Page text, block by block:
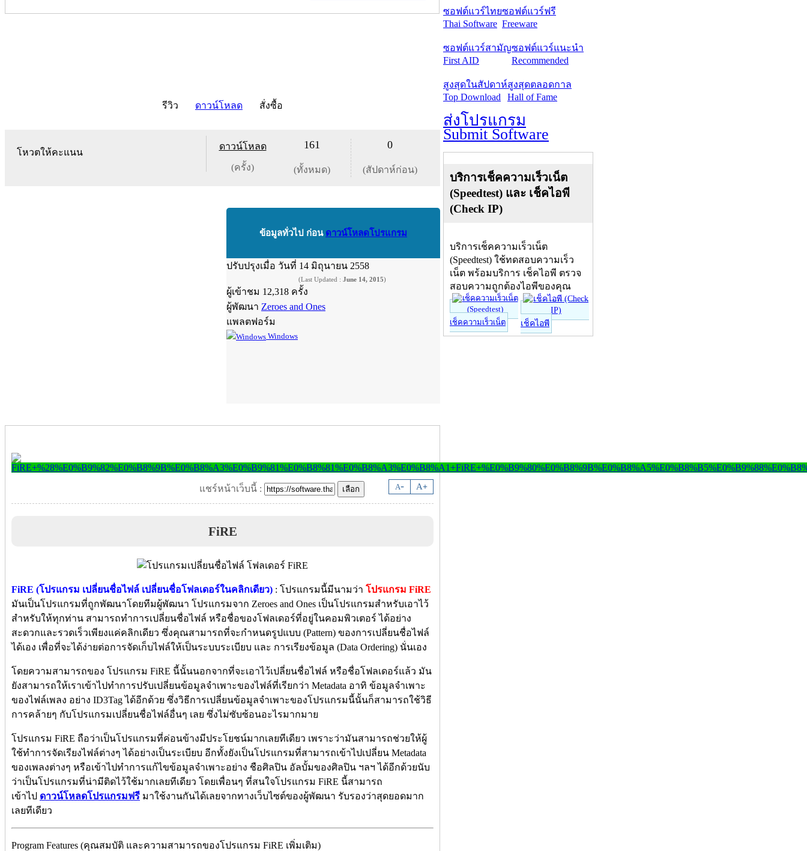
รีวิว ดาวน์โหลด สั่งซื้อ
โหวตให้คะแนน
ดาวน์โหลด
(ครั้ง)
161
(ทั้งหมด)
0
(สัปดาห์ก่อน)
ข้อมูลทั่วไป ก่อน ดาวน์โหลดโปรแกรม
ปรับปรุงเมื่อ วันที่ 14 มิถุนายน 2558
(Last Updated : June 14, 2015)
ผู้เข้าชม 12,318 ครั้ง
ผู้พัฒนา Zeroes and Ones
แพลตฟอร์ม
Windows
A- A+
แชร์หน้าเว็บนี้ :
FiRE
FiRE (โปรแกรม เปลี่ยนชื่อไฟล์ เปลี่ยนชื่อโฟลเดอร์ในคลิกเดียว) : โปรแกรมนี้มีนามว่า โปรแกรม FiRE
มันเป็นโปรแกรมที่ถูกพัฒนาโดยทีมผู้พัฒนา โปรแกรมจาก Zeroes and Ones เป็นโปรแกรมสำหรับเอาไว้
สำหรับให้ทุกท่าน สามารถทำการเปลี่ยนชื่อไฟล์ หรือชื่อของโฟลเดอร์ที่อยู่ในคอมพิวเตอร์ ได้อย่าง
สะดวกและรวดเร็วเพียงแค่คลิกเดียว ซึ่งคุณสามารถที่จะกำหนดรูปแบบ (Pattern) ของการเปลี่ยนชื่อไฟล์
ได้เอง เพื่อที่จะได้ง่ายต่อการจัดเก็บไฟล์ให้เป็นระบบระเบียบ และ การเรียงข้อมูล (Data Ordering) นั่นเอง
โดยความสามารถของ โปรแกรม FiRE นี้นั้นนอกจากที่จะเอาไว้เปลี่ยนชื่อไฟล์ หรือชื่อโฟลเดอร์แล้ว มัน
ยังสามารถให้เราเข้าไปทำการปรับเปลี่ยนข้อมูลจำเพาะของไฟล์ที่เรียกว่า Metadata อาทิ ข้อมูลจำเพาะ
ของไฟล์เพลง อย่าง ID3Tag ได้อีกด้วย ซึ่งวิธีการเปลี่ยนข้อมูลจำเพาะของโปรแกรมนี้นั้นก็สามารถใช้วิธี
การคล้ายๆ กับโปรแกรมเปลี่ยนชื่อไฟล์อื่นๆ เลย ซึ่งไม่ซับซ้อนอะไรมากมาย
โปรแกรม FiRE ถือว่าเป็นโปรแกรมที่ค่อนข้างมีประโยชน์มากเลยทีเดียว เพราะว่ามันสามารถช่วยให้ผู้
ใช้ทำการจัดเรียงไฟล์ต่างๆ ได้อย่างเป็นระเบียบ อีกทั้งยังเป็นโปรแกรมที่สามารถเข้าไปเปลี่ยน Metadata
ของเพลงต่างๆ หรือเข้าไปทำการแก้ไขข้อมูลจำเพาะอย่าง ชือศิลปิน อัลบั้มของศิลปิน ฯลฯ ได้อีกด้วยนับ
ว่าเป็นโปรแกรมที่น่ามีติดไว้ใช้มากเลยทีเดียว โดยเพื่อนๆ ที่สนใจโปรแกรม FiRE นี้สามารถ
เข้าไป ดาวน์โหลดโปรแกรมฟรี มาใช้งานกันได้เลยจากทางเว็บไซต์ของผู้พัฒนา รับรองว่าสุดยอดมาก
เลยทีเดียว
Program Features (คุณสมบัติ และความสามารถของโปรแกรม FiRE เพิ่มเติม)
ซอฟต์แวร์ไทย
Thai Software
ซอฟต์แวร์ฟรี
Freeware
ซอฟต์แวร์สามัญ
First AID
ซอฟต์แวร์แนะนำ
Recommended
สูงสุดในสัปดาห์
Top Download
สูงสุดตลอดกาล
Hall of Fame
ส่งโปรแกรม
Submit Software
บริการเช็คความเร็วเน็ต
(Speedtest) และ เช็คไอพี
(Check IP)
บริการเช็คความเร็วเน็ต
(Speedtest) ใช้ทดสอบความเร็ว
เน็ต พร้อมบริการ เช็คไอพี ตรวจ
สอบความถูกต้องไอพีของคุณ
เช็คความเร็วเน็ต เช็คไอพี